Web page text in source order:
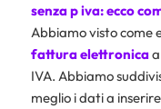
senza p iva: ecco
Abbiamo visto come
fattura elettronicaa
IVA. Abbiamo
meglio i dati a